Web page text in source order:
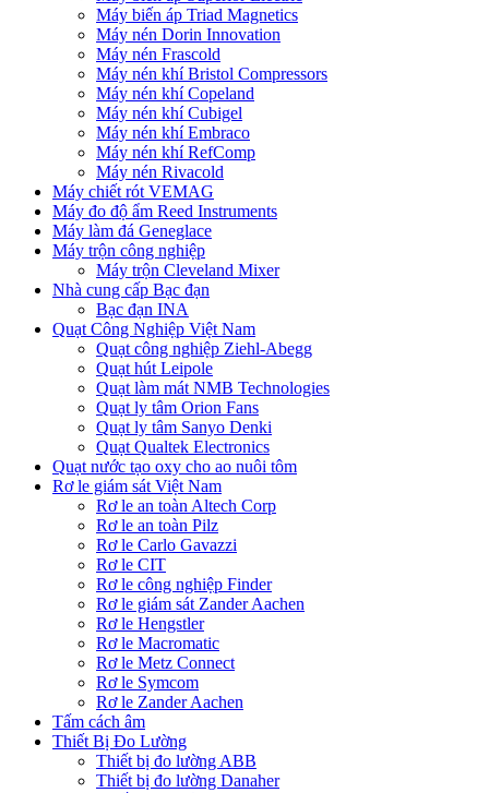
Máy biến áp Triad Magnetics
Máy nén Dorin Innovation
Máy nén Frascold
Máy nén khí Bristol Compressors
Máy nén khí Copeland
Máy nén khí Cubigel
Máy nén khí Embraco
Máy nén khí RefComp
Máy nén Rivacold
Máy chiết rót VEMAG
Máy đo độ ẩm Reed Instruments
Máy làm đá Geneglace
Máy trộn công nghiệp
Máy trộn Cleveland Mixer
Nhà cung cấp Bạc đạn
Bạc đạn INA
Quạt Công Nghiệp Việt Nam
Quạt công nghiệp Ziehl-Abegg
Quạt hút Leipole
Quạt làm mát NMB Technologies
Quạt ly tâm Orion Fans
Quạt ly tâm Sanyo Denki
Quạt Qualtek Electronics
Quạt nước tạo oxy cho ao nuôi tôm
Rơ le giám sát Việt Nam
Rơ le an toàn Altech Corp
Rơ le an toàn Pilz
Rơ le Carlo Gavazzi
Rơ le CIT
Rơ le công nghiệp Finder
Rơ le giám sát Zander Aachen
Rơ le Hengstler
Rơ le Macromatic
Rơ le Metz Connect
Rơ le Symcom
Rơ le Zander Aachen
Tấm cách âm
Thiết Bị Đo Lường
Thiết bị đo lường ABB
Thiết bị đo lường Danaher